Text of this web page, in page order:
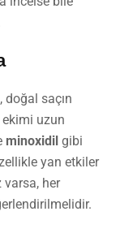
saçın
ekimi uzun
minoxidil gibi
yan etkiler
her